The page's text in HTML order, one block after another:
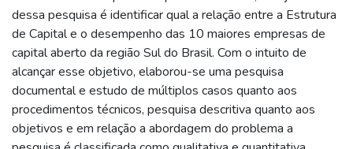
dessa pesquisa é identificar qual a relação entre a Estrutura
de Capital e o desempenho das 10 maiores empresas de
capital aberto da região Sul do Brasil. Com o intuito de
alcançar esse objetivo, elaborou-se uma pesquisa
documental e estudo de múltiplos casos quanto aos
procedimentos técnicos, pesquisa descritiva quanto aos
objetivos e em relação a abordagem do problema a